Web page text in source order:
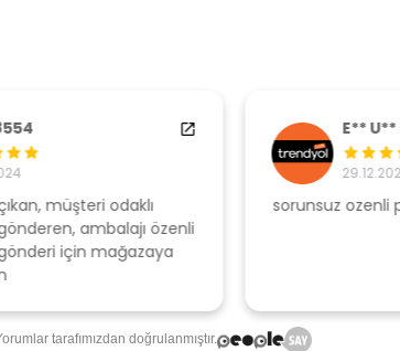
ozenli paketleme
tarafımızdan doğrulanmıştır.